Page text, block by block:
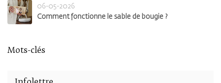
06-05-2026
Comment fonctionne le sable de bougie ?
Mots-clés